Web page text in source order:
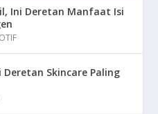
Ini Deretan Manfaat Isi
Deretan Skincare Paling